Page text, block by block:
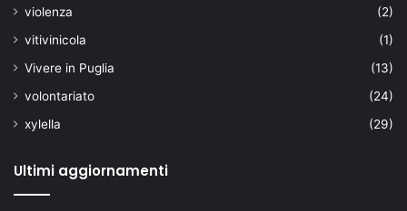
violenza
(2)
vitivinicola
(1)
Vivere in Puglia
(13)
volontariato
(24)
xylella
(29)
Ultimi aggiornamenti